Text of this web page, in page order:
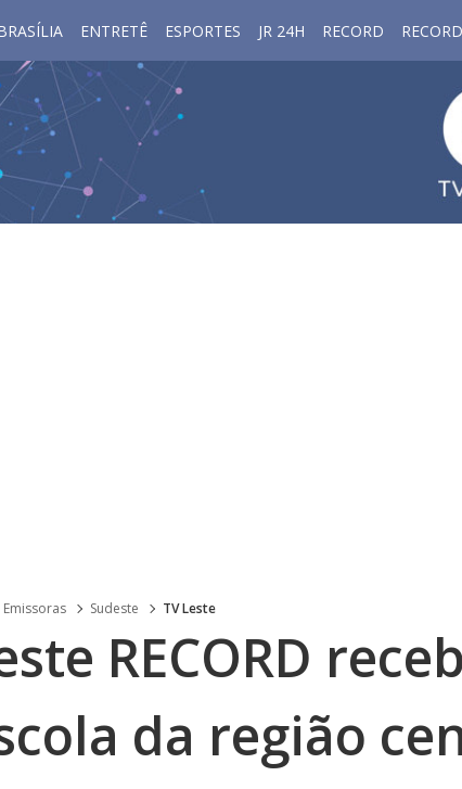
ENTRETÊ ESPORTES JR 24H RECORD
Sudeste TV Leste
RECORD
da região